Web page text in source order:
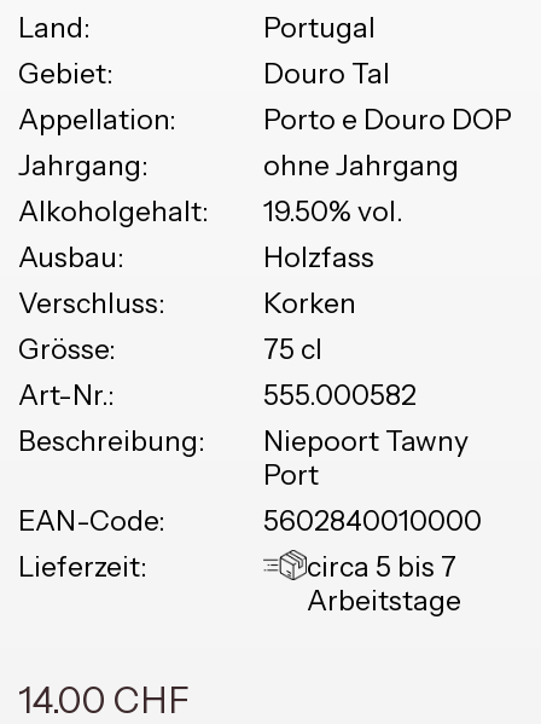
Land:
Portugal
Gebiet:
Douro Tal
Appellation:
Porto e Douro DOP
Jahrgang:
ohne Jahrgang
Alkoholgehalt:
19.50% vol.
Ausbau:
Holzfass
Verschluss:
Korken
Grösse:
75 cl
Art-Nr.:
555.000582
Beschreibung:
Niepoort Tawny
Port
EAN-Code:
5602840010000
Lieferzeit:
circa 5 bis 7
Arbeitstage
14.00 CHF